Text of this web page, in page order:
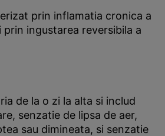
prin inflamatia cronica a
ingustarea reversibila a
de la o zi la alta si includ
senzatie de lipsa de aer,
sau dimineata, si senzatie